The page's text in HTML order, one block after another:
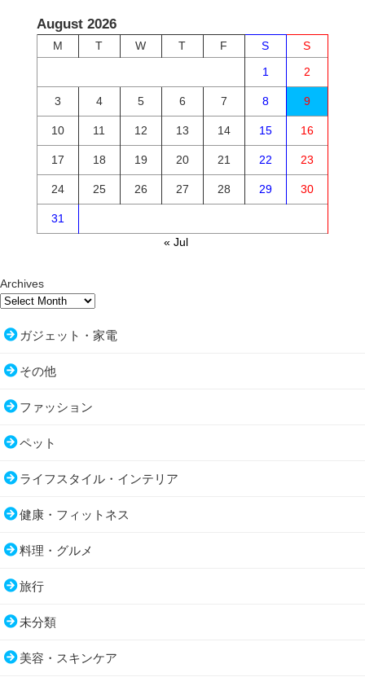
August 2026
M T W T F S
S
1
2
3 4 5 6 7 8 9
10 11 12 13 14 15 16
17 18 19 20 21 22 23
24 25 26 27 28 29 30
31
« Jul
Archives
ガジェット・家電
その他
ファッション
ペット
ライフスタイル・インテリア
健康・フィットネス
料理・グルメ
旅行
未分類
美容・スキンケア